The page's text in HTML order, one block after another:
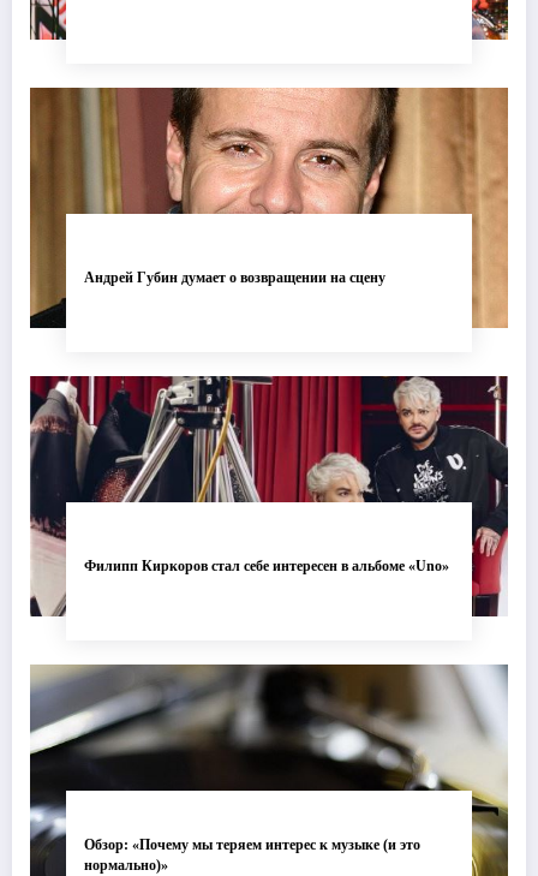
Андрей Губин думает о возвращении на сцену
Филипп Киркоров стал себе интересен в альбоме «Uno»
Обзор: «Почему мы теряем интерес к музыке (и это
нормально)»